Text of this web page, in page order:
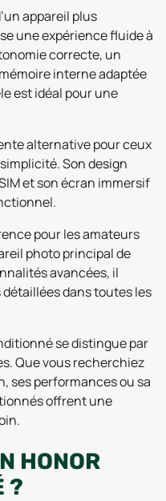
appareil plus
une expérience fluide à
correcte, un
interne adaptée
est idéal pour une
alternative pour ceux
Son design
et son écran immersif
pour les amateurs
photo principal de
avancées, il
dans toutes les
se distingue par
Que vous recherchiez
ses performances ou sa
offrent une
HONOR
?